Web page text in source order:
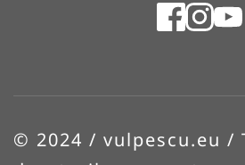
© 2024 / vulpescu.eu /